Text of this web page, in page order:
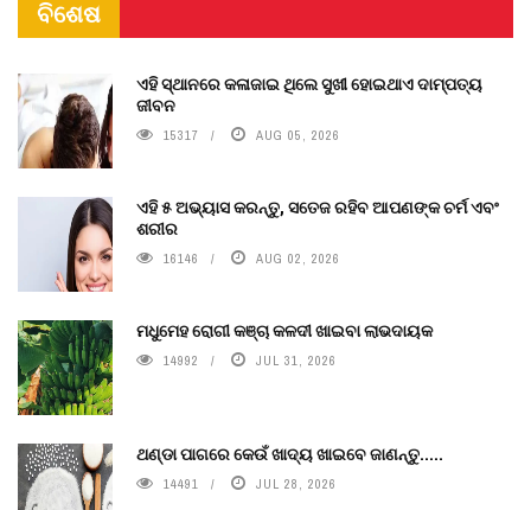
ବିଶେଷ
ଏହି ସ୍ଥାନରେ କଳାଜାଇ ଥିଲେ ସୁଖୀ ହୋଇଥାଏ ଦାମ୍ପତ୍ୟ
ଜୀବନ
15317 AUG 05, 2026
ଏହି ୫ ଅଭ୍ୟାସ କରନ୍ତୁ, ସତେଜ ରହିବ ଆପଣଙ୍କ ଚର୍ମ ଏବଂ
ଶରୀର
16146 AUG 02, 2026
ମଧୁମେହ ରୋଗୀ କଞ୍ଚା କଳଦୀ ଖାଇବା ଲାଭଦାୟକ
14992 JUL 31, 2026
ଥଣ୍ଡା ପାଗରେ କେଉଁ ଖାଦ୍ୟ ଖାଇବେ ଜାଣନ୍ତୁ.....
14491 JUL 28, 2026